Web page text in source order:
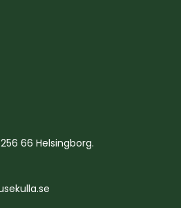
66 Helsingborg.